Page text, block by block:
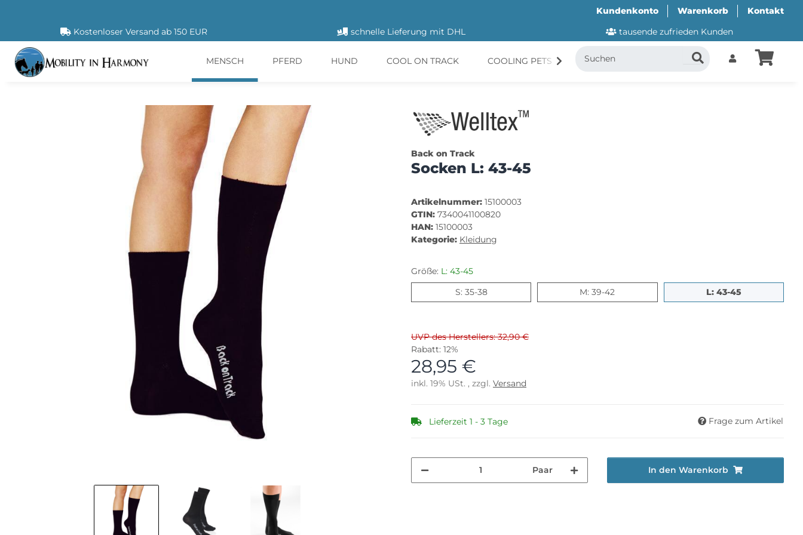
Kundenkonto Warenkorb
Kontakt
Kostenloser Versand ab 150 EUR
schnelle Lieferung mit DHL tausende zufrieden Kunden
MENSCH PFERD HUND COOL ON TRACK COOLING PETS CANI.COOL SUITICAL
Back on Track
Socken L: 43-45
Artikelnummer: 15100003
GTIN: 7340041100820
HAN: 15100003
Kategorie: Kleidung
Größe: L: 43-45
S: 35-38S: 35-38 M: 39-42 L: 43-45L: 43-45
UVP des Herstellers: 32,90 €
Rabatt: 12%
28,95 €
inkl. 19% USt. , zzgl. Versand
Lieferzeit 1 - 3 Tage Frage zum Artikel
Paar In den Warenkorb